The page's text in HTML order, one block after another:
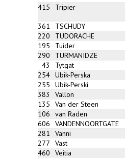
415
Tripier
361 TSCHUDY
220
TUDORACHE
195
Tuider
290
TURMANIDZE
43
Tytgat
254 Ubik-Perska
255
Ubik-Perski
383
Vallon
135
Van der Steen
106
van Raden
606
VANDENNOORTGATE
281
Vanni
277
Vast
460
Veitia